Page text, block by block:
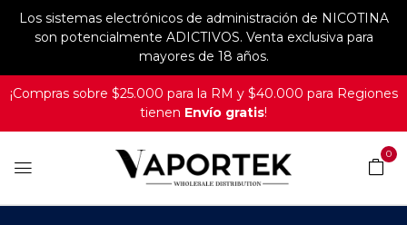
Los sistemas electrónicos de administración de NICOTINA
son potencialmente ADICTIVOS. Venta exclusiva para
mayores de 18 años.
¡Compras sobre $25.000 para la RM y $40.000 para Regiones
tienen Envío gratis!
0